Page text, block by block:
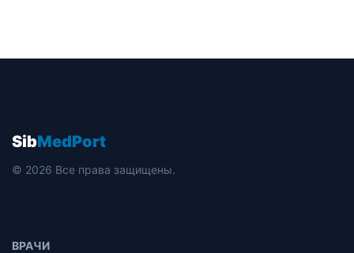
SibMedPort
© 2026 Все права защищены.
ВРАЧИ